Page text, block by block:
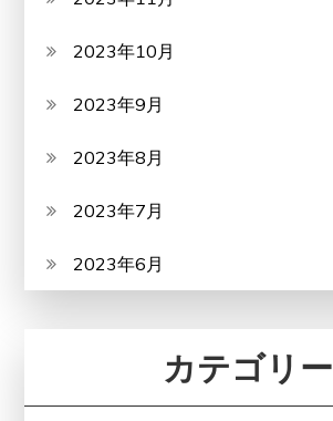
2023年10月
2023年9月
2023年8月
2023年7月
2023年6月
カテゴリー